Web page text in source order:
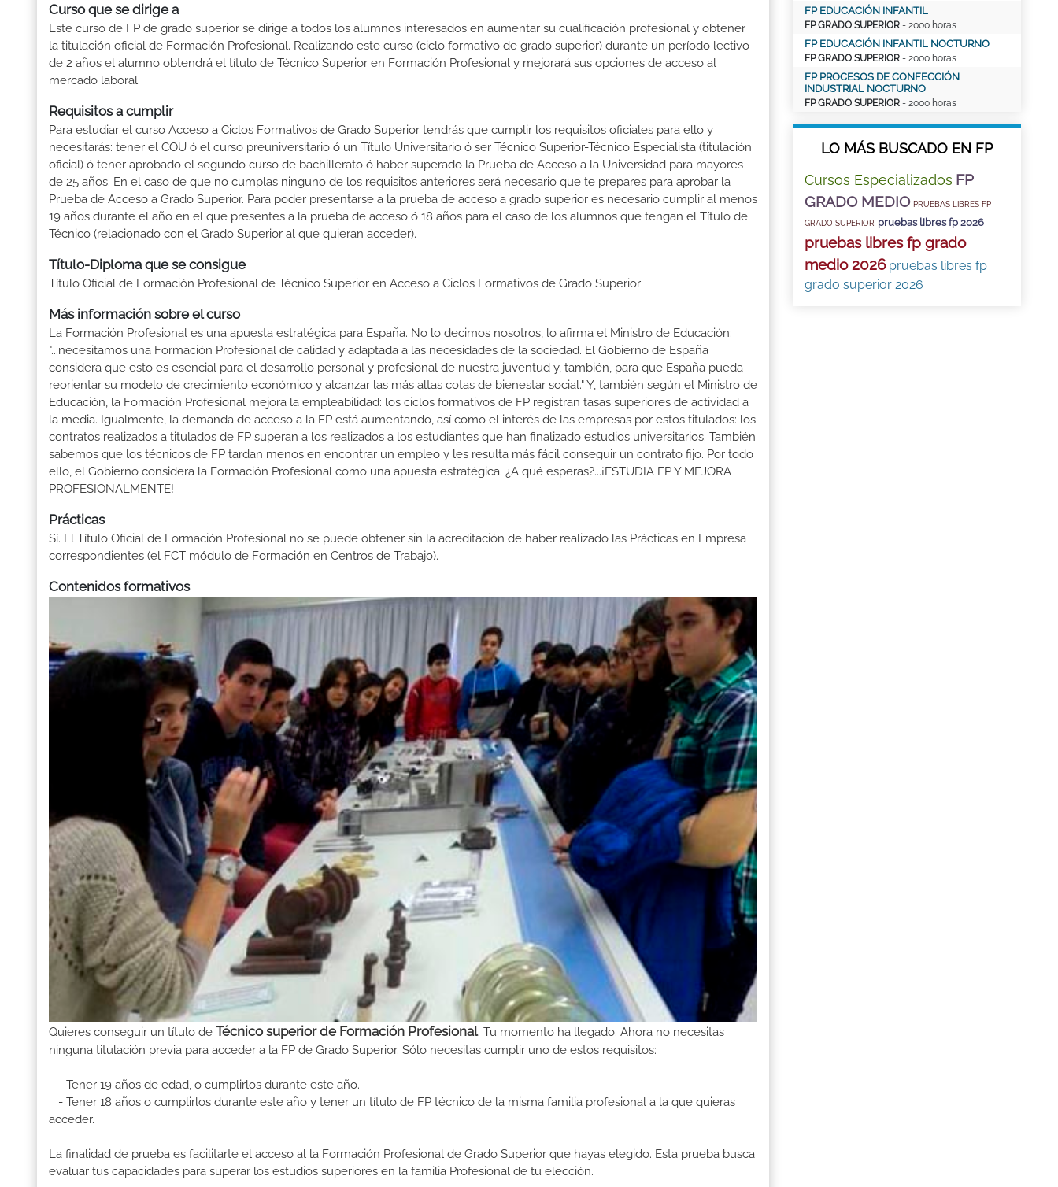
Curso que se dirige a
Este curso de FP de grado superior se dirige a todos los alumnos interesados en aumentar su cualificación profesional y obtener
la titulación oficial de Formación Profesional. Realizando este curso (ciclo formativo de grado superior) durante un período lectivo
de 2 años el alumno obtendrá el título de Técnico Superior en Formación Profesional y mejorará sus opciones de acceso al
mercado laboral.
Requisitos a cumplir
Para estudiar el curso Acceso a Ciclos Formativos de Grado Superior tendrás que cumplir los requisitos oficiales para ello y
necesitarás: tener el COU ó el curso preuniversitario ó un Título Universitario ó ser Técnico Superior-Técnico Especialista (titulación
oficial) ó tener aprobado el segundo curso de bachillerato ó haber superado la Prueba de Acceso a la Universidad para mayores
de 25 años. En el caso de que no cumplas ninguno de los requisitos anteriores será necesario que te prepares para aprobar la
Prueba de Acceso a Grado Superior. Para poder presentarse a la prueba de acceso a grado superior es necesario cumplir al menos
19 años durante el año en el que presentes a la prueba de acceso ó 18 años para el caso de los alumnos que tengan el Título de
Técnico (relacionado con el Grado Superior al que quieran acceder).
Título-Diploma que se consigue
Título Oficial de Formación Profesional de Técnico Superior en Acceso a Ciclos Formativos de Grado Superior
Más información sobre el curso
La Formación Profesional es una apuesta estratégica para España. No lo decimos nosotros, lo afirma el Ministro de Educación:
"...necesitamos una Formación Profesional de calidad y adaptada a las necesidades de la sociedad. El Gobierno de España
considera que esto es esencial para el desarrollo personal y profesional de nuestra juventud y, también, para que España pueda
reorientar su modelo de crecimiento económico y alcanzar las más altas cotas de bienestar social." Y, también según el Ministro de
Educación, la Formación Profesional mejora la empleabilidad: los ciclos formativos de FP registran tasas superiores de actividad a
la media. Igualmente, la demanda de acceso a la FP está aumentando, así como el interés de las empresas por estos titulados: los
contratos realizados a titulados de FP superan a los realizados a los estudiantes que han finalizado estudios universitarios. También
sabemos que los técnicos de FP tardan menos en encontrar un empleo y les resulta más fácil conseguir un contrato fijo. Por todo
ello, el Gobierno considera la Formación Profesional como una apuesta estratégica. ¿A qué esperas?...¡ESTUDIA FP Y MEJORA
PROFESIONALMENTE!
Prácticas
Sí. El Título Oficial de Formación Profesional no se puede obtener sin la acreditación de haber realizado las Prácticas en Empresa
correspondientes (el FCT módulo de Formación en Centros de Trabajo).
Contenidos formativos
Quieres conseguir un título de Técnico superior de Formación Profesional. Tu momento ha llegado. Ahora no necesitas
ninguna titulación previa para acceder a la FP de Grado Superior. Sólo necesitas cumplir uno de estos requisitos:
- Tener 19 años de edad, o cumplirlos durante este año.
- Tener 18 años o cumplirlos durante este año y tener un título de FP técnico de la misma familia profesional a la que quieras
acceder.
La finalidad de prueba es facilitarte el acceso al la Formación Profesional de Grado Superior que hayas elegido. Esta prueba busca
evaluar tus capacidades para superar los estudios superiores en la familia Profesional de tu elección.
FP EDUCACIÓN INFANTIL
FP GRADO SUPERIOR - 2000 horas
FP EDUCACIÓN INFANTIL NOCTURNO
FP GRADO SUPERIOR - 2000 horas
FP PROCESOS DE CONFECCIÓN
INDUSTRIAL NOCTURNO
FP GRADO SUPERIOR - 2000 horas
LO MÁS BUSCADO EN FP
Cursos Especializados FP
GRADO MEDIO PRUEBAS LIBRES FP
GRADO SUPERIOR pruebas libres fp 2026
pruebas libres fp grado
medio 2026 pruebas libres fp
grado superior 2026